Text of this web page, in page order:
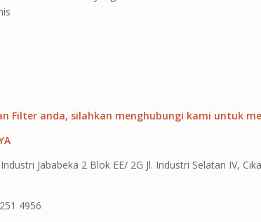
Filter anda, silahkan menghubungi kami untuk
Jababeka 2 Blok EE/ 2G Jl. Industri Selatan IV,
4956